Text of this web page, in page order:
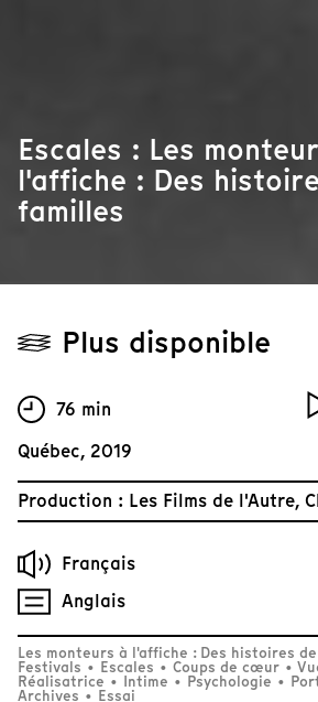
Escales : Les
l'affiche : Des
familles
Plus disponible
76 min
Québec, 2019
Production : Les Films de l'Autre,
Français
Anglais
Les monteurs à l'affiche : Des histoires
Festivals • Escales • Coups de cœur •
Réalisatrice • Intime • Psychologie •
Archives • Essai